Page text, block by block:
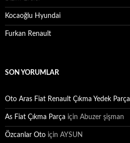
Kocaoğlu Hyundai
Furkan Renault
SON YORUMLAR
Oto Aras Fiat Renault Çıkma Yedek Parça
As Fiat Çıkma Parça için Abuzer şişman
Özcanlar Oto için AYSUN